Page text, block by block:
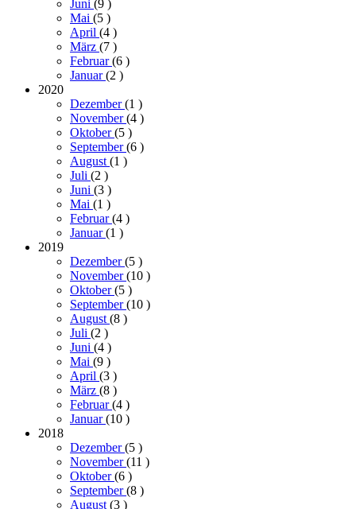
Juni (9 )
Mai (5 )
April (4 )
März (7 )
Februar(6 )
Januar(2 )
2020
Dezember(1 )
November(4 )
Oktober(5 )
September(6 )
August(1 )
Juli (2 )
Juni (3 )
Mai (1 )
Februar(4 )
Januar(1 )
2019
Dezember(5 )
November(10 )
Oktober(5 )
September(10 )
August(8 )
Juli (2 )
Juni (4 )
Mai (9 )
April (3 )
März (8 )
Februar(4 )
Januar(10 )
2018
Dezember(5 )
November(11 )
Oktober(6 )
September(8 )
August(3 )